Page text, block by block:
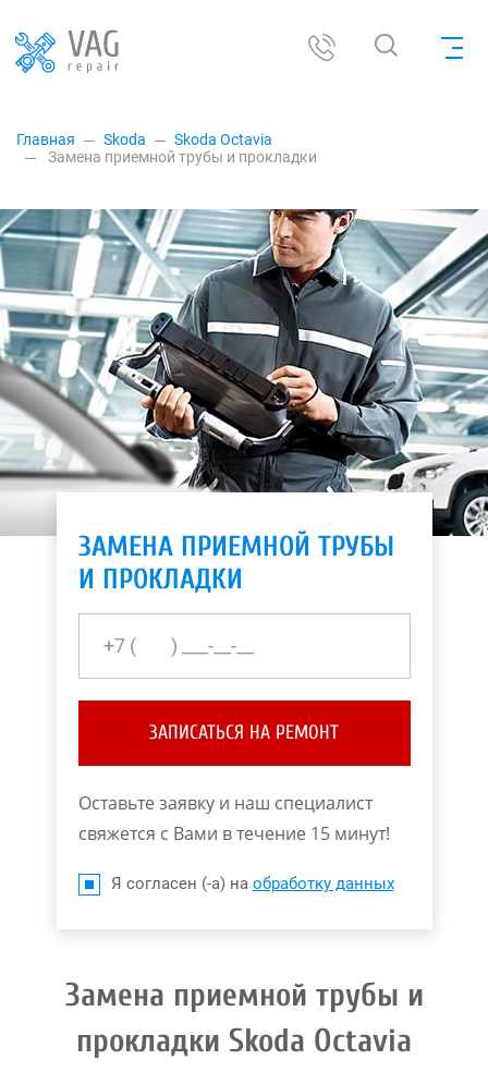
Главная Skoda
Skoda Octavia
Замена приемной трубы и прокладки
ЗАМЕНА ПРИЕМНОЙ ТРУБЫ
И ПРОКЛАДКИ
ЗАПИСАТЬСЯ НА РЕМОНТ
Оставьте заявку и наш специалист
свяжется с Вами в течение 15 минут!
Я согласен (-а) на обработку данных
Замена приемной трубы и
прокладки Skoda Octavia